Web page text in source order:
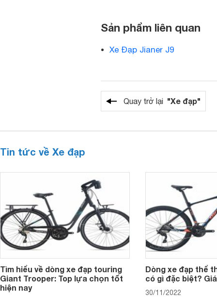
Sản phẩm liên quan
Xe Đạp Jianer J9
Quay trở lại "Xe đạp"
Tin tức về Xe đạp
Tìm hiểu về dòng xe đạp touring
Giant Trooper: Top lựa chọn tốt
hiện nay
Dòng xe đạp thể
có gì đặc biệt?
30/11/2022